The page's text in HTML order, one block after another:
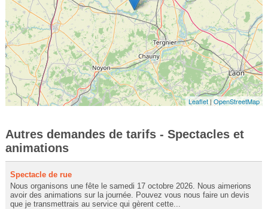
Leaflet |OpenStreetMap
Autres demandes de tarifs - Spectacles et
animations
Spectacle de rue
Nous organisons une fête le samedi 17 octobre 2026. Nous aimerions
avoir des animations sur la journée. Pouvez vous nous faire un devis
que je transmettrais au service qui gèrent cette...